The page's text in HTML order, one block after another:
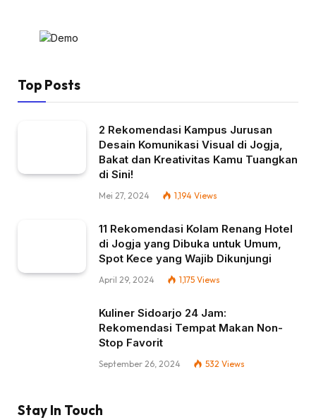
Top Posts
2 Rekomendasi Kampus Jurusan
Desain Komunikasi Visual di Jogja,
Bakat dan Kreativitas Kamu Tuangkan
di Sini!
Mei 27, 2024 1,194 Views
11 Rekomendasi Kolam Renang Hotel
di Jogja yang Dibuka untuk Umum,
Spot Kece yang Wajib Dikunjungi
April 29, 2024 1,175 Views
Kuliner Sidoarjo 24 Jam:
Rekomendasi Tempat Makan Non-
Stop Favorit
September 26, 2024 532 Views
Stay In Touch